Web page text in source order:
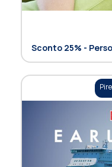
Sconto 25% -